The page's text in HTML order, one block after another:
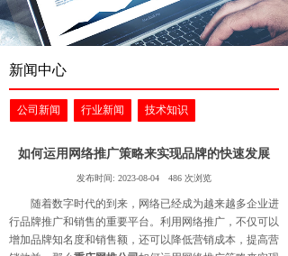
新闻中心
公司新闻 行业新闻 技术知识
如何运用网络推广策略来实现品牌的快速发展
发布时间: 2023-08-04 486 次浏览
随着数字时代的到来，网络已经成为越来越多企业进
行品牌推广和销售的重要平台。利用网络推广，不仅可以
增加品牌知名度和销售额，还可以降低营销成本，提高营